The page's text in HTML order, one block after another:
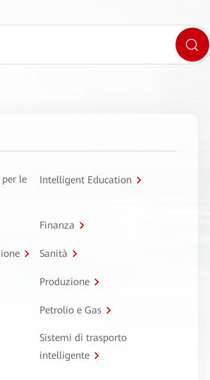
le
Intelligent Education
Finanza
Sanità
Produzione
Petrolio e Gas
Sistemi di trasporto
intelligente